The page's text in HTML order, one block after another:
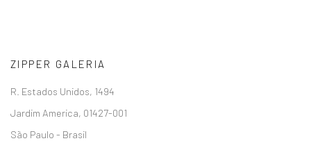
ZIPPER GALERIA
R. Estados Unidos, 1494
Jardim America, 01427-001
São Paulo - Brasil